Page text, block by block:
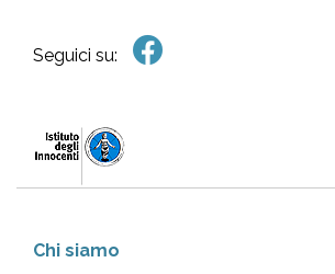
Seguici su:
Chi siamo